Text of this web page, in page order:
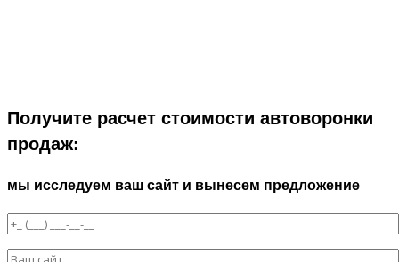
Получите расчет стоимости автоворонки
продаж:
мы исследуем ваш сайт и вынесем предложение